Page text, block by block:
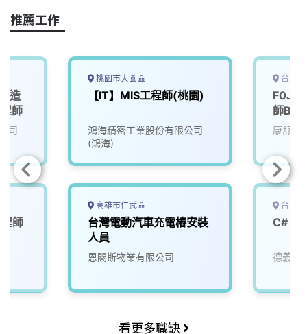
o
k
n
k
推薦工作
造
師
司
師
桃園市大園區
【IT】MIS工程師(桃園)
鴻海精密工業股份有限公司
(鴻海)
高雄市仁武區
台灣電動汽車充電樁安裝
人員
恩閤斯物業有限公司
台北
F0J3-
師
(AI)(
康舒科
台北
C#
德義資
看更多職缺